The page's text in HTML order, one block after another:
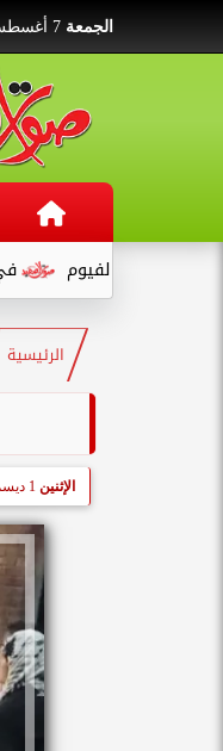
الجمعة
في أول
الرئيسية
الإثنين